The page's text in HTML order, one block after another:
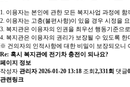
1. 이용자는 본인에 관한 모든 복지사업 과정에 함
2. 이용자는 고충(불편사항)이 있을 경우 시정을
3. 복지관은 이용자의 인권을 최우선 행동기준으
4. 복지관은 이용자의 권리가 보장될 수 있도록 한
※ 건의자의 인적사항에 대한 비밀이 보장되오니
Re: 혹시 복지관에 전기차 충전이 되나요?
페이지 정보
작성자 관리자 2026-01-20 13:18 조회 2,331회 댓글
관련링크